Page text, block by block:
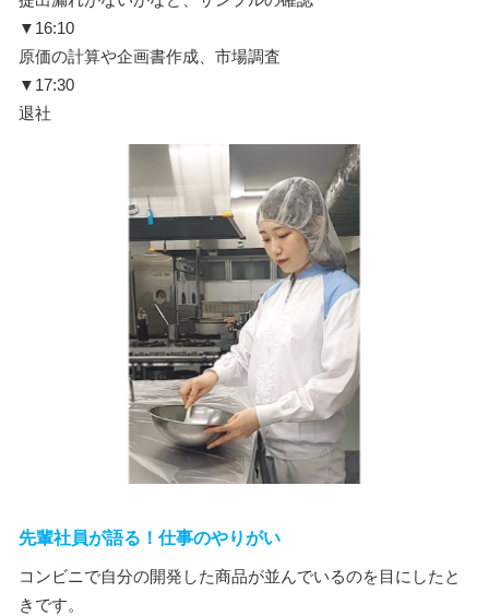
▼16:10
原価の計算や企画書作成、市場調査
▼17:30
退社
先輩社員が語る！仕事のやりがい
コンビニで自分の開発した商品が並んでいるのを目にしたと
きです。